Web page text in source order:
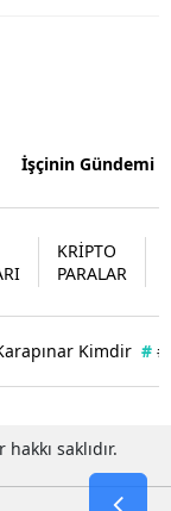
Sivas
Tekirdağ
Tokat
Trabzon
Tunceli
Uşak
İşçinin Gündemi
KRİPTO
PARALAR
Kimdir #
saklıdır.